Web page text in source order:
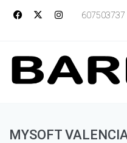
607503737
MYSOFT